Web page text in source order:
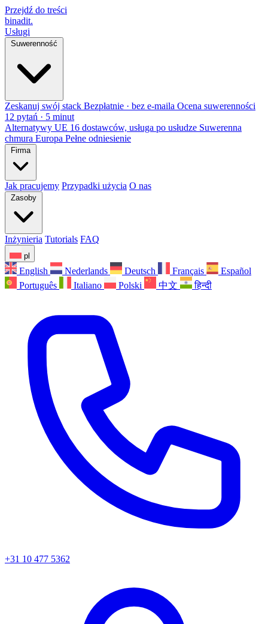
Przejdź do treści
binadit.
Usługi
Suwerenność
Zeskanuj swój stack Bezpłatnie · bez e-maila Ocena suwerenności
12 pytań · 5 minut
Alternatywy UE 16 dostawców, usługa po usłudze Suwerenna
chmura Europa Pełne odniesienie
Firma
Jak pracujemy Przypadki użycia O nas
Zasoby
Inżynieria Tutorials FAQ
pl
English Nederlands Deutsch Français
Español
Português
Italiano Polski 中文 हिन्दी
+31 10 477 5362